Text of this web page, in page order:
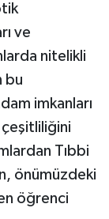
ve
nitelikli
bu
imkanları
çeşitliliğini
Tıbbi
önümüzdeki
öğrenci